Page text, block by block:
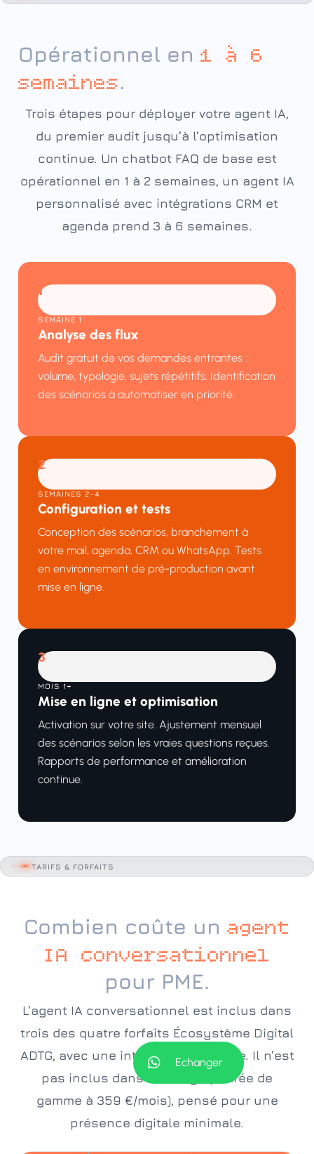
Opérationnel en 1 à 6
semaines.
Trois étapes pour déployer votre agent IA,
du premier audit jusqu’à l’optimisation
continue. Un chatbot FAQ de base est
opérationnel en 1 à 2 semaines, un agent IA
personnalisé avec intégrations CRM et
agenda prend 3 à 6 semaines.
1
SEMAINE 1
Analyse des flux
Audit gratuit de vos demandes entrantes :
volume, typologie, sujets répétitifs. Identification
des scénarios à automatiser en priorité.
2
SEMAINES 2-4
Configuration et tests
Conception des scénarios, branchement à
votre mail, agenda, CRM ou WhatsApp. Tests
en environnement de pré-production avant
mise en ligne.
3
MOIS 1+
Mise en ligne et optimisation
Activation sur votre site. Ajustement mensuel
des scénarios selon les vraies questions reçues.
Rapports de performance et amélioration
continue.
TARIFS & FORFAITS
Combien coûte un agent
IA conversationnel
pour PME.
L’agent IA conversationnel est inclus dans
trois des quatre forfaits Écosystème Digital
ADTG, avec une intensité croissante. Il n’est
pas inclus dans l’Ancrage (entrée de
gamme à 359 €/mois), pensé pour une
présence digitale minimale.
Echanger